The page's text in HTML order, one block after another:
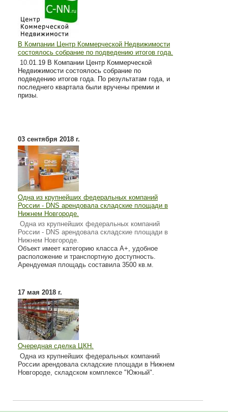
В Компании Центр Коммерческой Недвижимости
состоялось собрание по подведению итогов года.
10.01.19 В Компании Центр Коммерческой
Недвижимости состоялось собрание по
подведению итогов года. По результатам года, и
последнего квартала были вручены премии и
призы.
03 сентября 2018 г.
Одна из крупнейших федеральных компаний
России - DNS арендовала складские площади в
Нижнем Новгороде.
Одна из крупнейших федеральных компаний
России - DNS арендовала складские площади в
Нижнем Новгороде.
Объект имеет категорию класса А+, удобное
расположение и транспортную доступность.
Арендуемая площадь составила 3500 кв.м.
17 мая 2018 г.
Очередная сделка ЦКН.
Одна из крупнейших федеральных компаний
России арендовала складские площади в Нижнем
Новгороде, складском комплексе "Южный".